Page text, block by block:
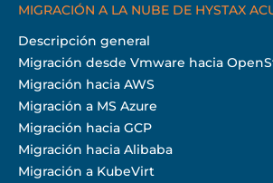
MIGRACIÓN A LA NUBE DE HYSTAX
Descripción general
Migración desde Vmware hacia
Migración hacia AWS
Migración a MS Azure
Migración hacia GCP
Migración hacia Alibaba
Migración a KubeVirt